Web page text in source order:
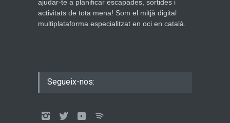
ajudar-te a planificar escapades, sortides i
activitats de tota mena! Som el mitjà digital
multiplataforma especialitzat en oci en català.
Segueix-nos: